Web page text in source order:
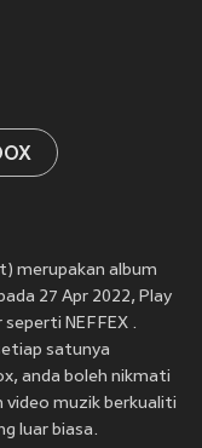
merupakan album
27 Apr 2022, Play
NEFFEX .
satunya
anda boleh nikmati
video muzik berkualiti
luar biasa.